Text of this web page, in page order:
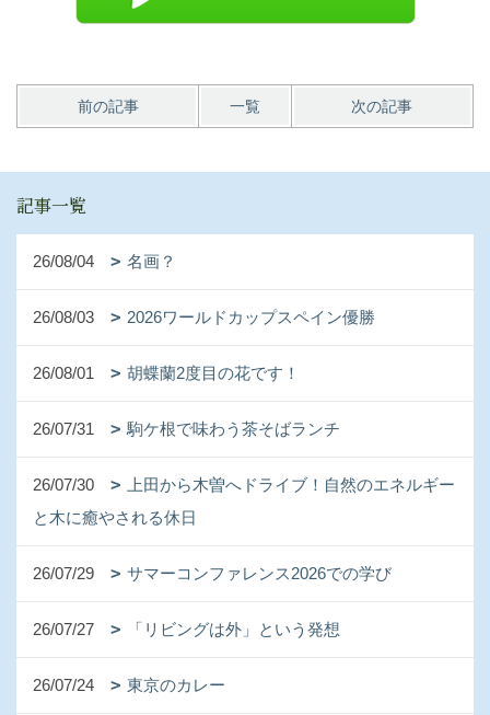
前の記事 一覧 次の記事
記事一覧
26/08/04 名画？
26/08/03 2026ワールドカップスペイン優勝
26/08/01 胡蝶蘭2度目の花です！
26/07/31 駒ケ根で味わう茶そばランチ
26/07/30
上田から木曽へドライブ！自然のエネルギー
と木に癒やされる休日
26/07/29 サマーコンファレンス2026での学び
26/07/27 「リビングは外」という発想
26/07/24 東京のカレー